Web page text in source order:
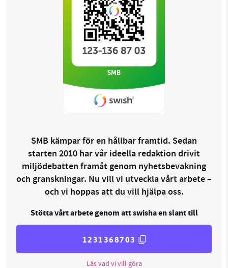
SMB kämpar för en hållbar framtid. Sedan
starten 2010 har vår ideella redaktion drivit
miljödebatten framåt genom nyhetsbevakning
och granskningar. Nu vill vi utveckla vårt arbete –
och vi hoppas att du vill hjälpa oss.
Stötta vårt arbete genom att swisha en slant till
1231368703
Läs vad vi vill göra